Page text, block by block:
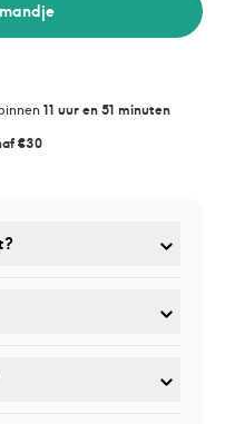
11 uur en 51 minuten
€30